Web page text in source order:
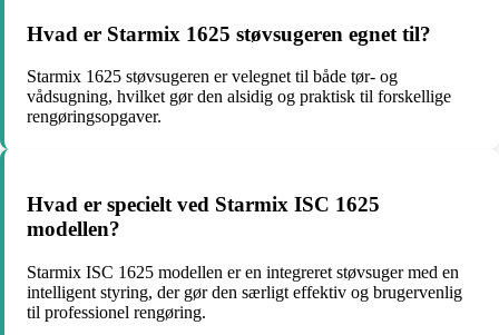
Hvad er Starmix 1625 støvsugeren egnet til?
Starmix 1625 støvsugeren er velegnet til både tør- og
vådsugning, hvilket gør den alsidig og praktisk til forskellige
rengøringsopgaver.
Hvad er specielt ved Starmix ISC 1625
modellen?
Starmix ISC 1625 modellen er en integreret støvsuger med en
intelligent styring, der gør den særligt effektiv og brugervenlig
til professionel rengøring.